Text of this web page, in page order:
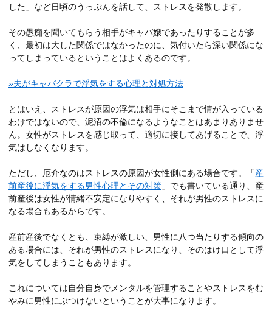
した」など日頃のうっぷんを話して、ストレスを発散します。
その愚痴を聞いてもらう相手がキャバ嬢であったりすることが多
く、最初は大した関係ではなかったのに、気付いたら深い関係にな
ってしまっているということはよくあるのです。
»夫がキャバクラで浮気をする心理と対処方法
とはいえ、ストレスが原因の浮気は相手にそこまで情が入っている
わけではないので、泥沼の不倫になるようなことはあまりありませ
ん。女性がストレスを感じ取って、適切に接してあげることで、浮
気はしなくなります。
ただし、厄介なのはストレスの原因が女性側にある場合です。「産
前産後に浮気をする男性心理とその対策」でも書いている通り、産
前産後は女性が情緒不安定になりやすく、それが男性のストレスに
なる場合もあるからです。
産前産後でなくとも、束縛が激しい、男性に八つ当たりする傾向の
ある場合には、それが男性のストレスになり、そのはけ口として浮
気をしてしまうこともあります。
これについては自分自身でメンタルを管理することやストレスをむ
やみに男性にぶつけないということが大事になります。